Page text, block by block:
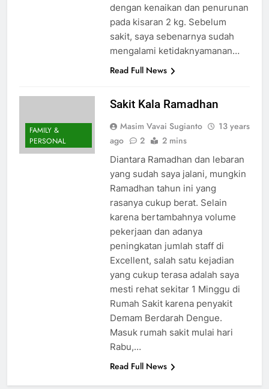
dengan kenaikan dan penurunan
pada kisaran 2 kg. Sebelum
sakit, saya sebenarnya sudah
mengalami ketidaknyamanan…
Read Full News
FAMILY &
PERSONAL
Sakit Kala Ramadhan
Masim Vavai Sugianto
13 years
ago
2 2 mins
Diantara Ramadhan dan lebaran
yang sudah saya jalani, mungkin
Ramadhan tahun ini yang
rasanya cukup berat. Selain
karena bertambahnya volume
pekerjaan dan adanya
peningkatan jumlah staff di
Excellent, salah satu kejadian
yang cukup terasa adalah saya
mesti rehat sekitar 1 Minggu di
Rumah Sakit karena penyakit
Demam Berdarah Dengue.
Masuk rumah sakit mulai hari
Rabu,…
Read Full News